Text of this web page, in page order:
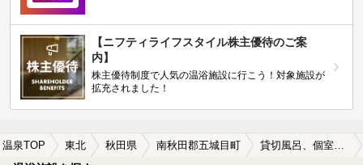
【ニフティライフスタイル株主優待のご案
内】
株主優待制度で人気の温浴施設に行こう！対象施設が
拡充されました！
温泉TOP 東北 秋田県 南秋田郡五城目町